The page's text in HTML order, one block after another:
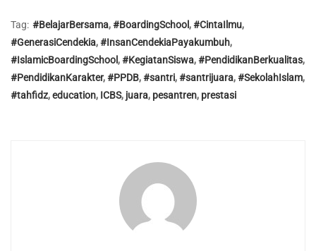
Tag: #BelajarBersama,#BoardingSchool ,#CintaIlmu,
#GenerasiCendekia,#InsanCendekiaPayakumbuh,
#IslamicBoardingSchool ,#KegiatanSiswa,#PendidikanBerkualitas,
#PendidikanKarakter,#PPDB,#santri,#santrijuara,#SekolahIslam,
#tahfidz,education, ICBS, juara, pesantren, prestasi